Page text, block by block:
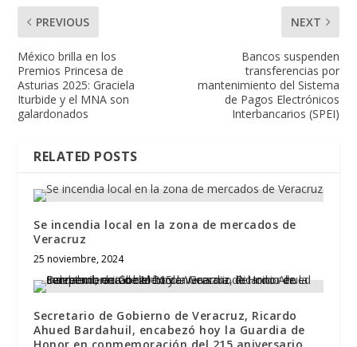
PREVIOUS
México brilla en los
Premios Princesa de
Asturias 2025: Graciela
Iturbide y el MNA son
galardonados
NEXT
Bancos suspenden
transferencias por
mantenimiento del Sistema
de Pagos Electrónicos
Interbancarios (SPEI)
RELATED POSTS
Se incendia local en la zona de mercados de
Veracruz
25 noviembre, 2024
Secretario de Gobierno de Veracruz, Ricardo
Ahued Bardahuil, encabezó hoy la Guardia de